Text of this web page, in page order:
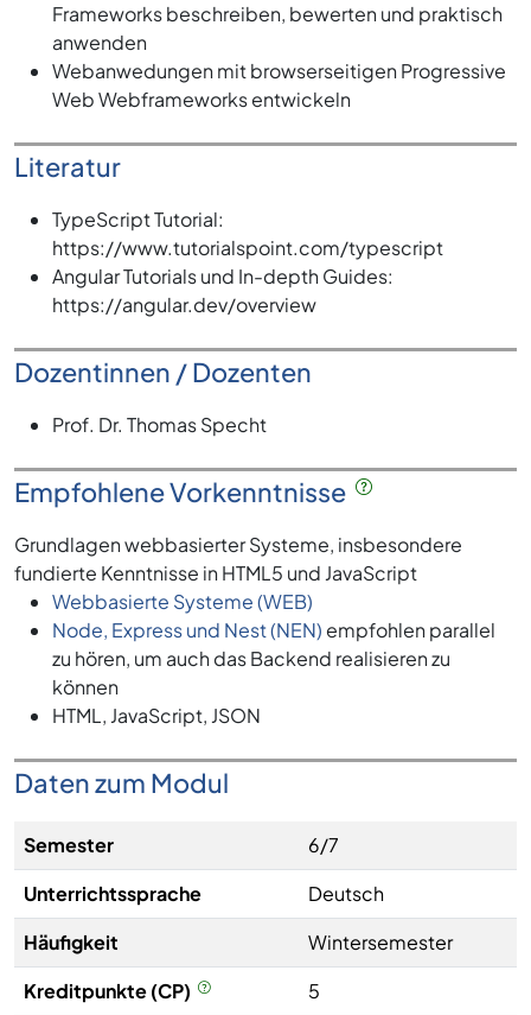
Frameworks beschreiben, bewerten und praktisch
anwenden
Webanwedungen mit browserseitigen Progressive
Web Webframeworks entwickeln
Literatur
TypeScript Tutorial:
https://www.tutorialspoint.com/typescript
Angular Tutorials und In-depth Guides:
https://angular.dev/overview
Dozentinnen / Dozenten
Prof. Dr. Thomas Specht
Empfohlene Vorkenntnisse
Grundlagen webbasierter Systeme, insbesondere
fundierte Kenntnisse in HTML5 und JavaScript
Webbasierte Systeme (WEB)
Node, Express und Nest (NEN) empfohlen parallel
zu hören, um auch das Backend realisieren zu
können
HTML, JavaScript, JSON
Daten zum Modul
Semester
6/7
Unterrichtssprache
Deutsch
Häufigkeit
Wintersemester
Kreditpunkte (CP)
5